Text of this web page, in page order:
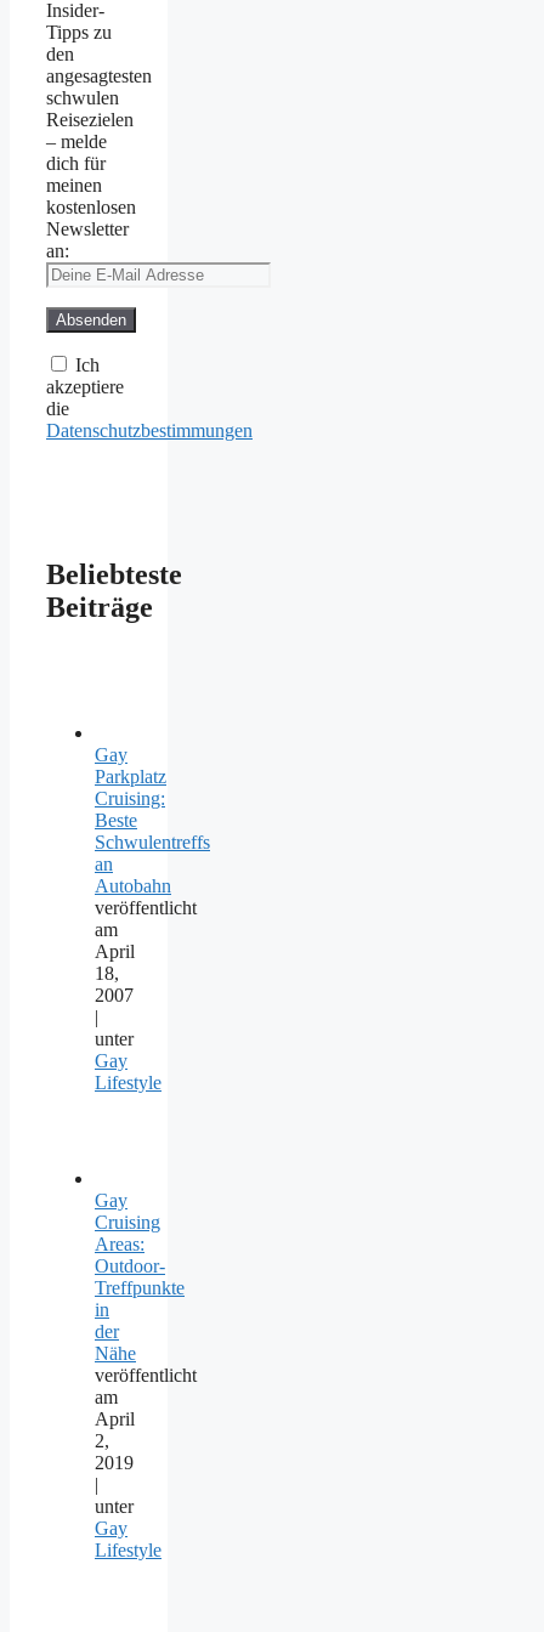
Insider-
Tipps zu
den
angesagtesten
schwulen
Reisezielen
– melde
dich für
meinen
kostenlosen
Newsletter
an:
Ich
akzeptiere
die
Datenschutzbestimmungen
Beliebteste
Beiträge
Gay
Parkplatz
Cruising:
Beste
Schwulentreffs
an
Autobahn
veröffentlicht
am
April
18,
2007
|
unter
Gay
Lifestyle
Gay
Cruising
Areas:
Outdoor-
Treffpunkte
in
der
Nähe
veröffentlicht
am
April
2,
2019
|
unter
Gay
Lifestyle